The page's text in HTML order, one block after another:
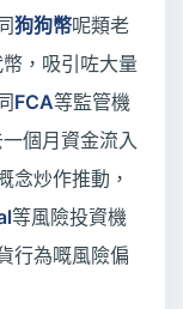
狗狗幣呢類老
，吸引咗大量
FCA等監管機
個月資金流入
念炒作推動，
等風險投資機
行為嘅風險偏